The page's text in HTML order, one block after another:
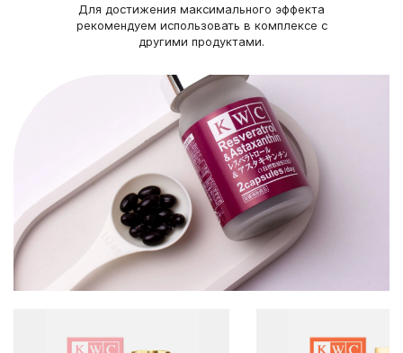
Для достижения максимального эффекта
рекомендуем использовать в комплексе с
другими продуктами.